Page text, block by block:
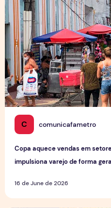
C comunicafametro
Copa aquece vendas em
impulsiona varejo de forma
16 de June de 2026